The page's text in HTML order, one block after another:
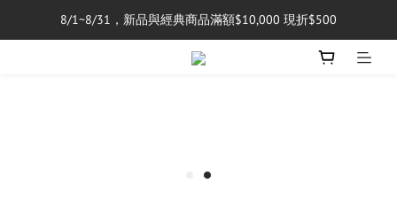
單筆消費滿$5,000享免運費
單筆消費滿$5,000享免運費